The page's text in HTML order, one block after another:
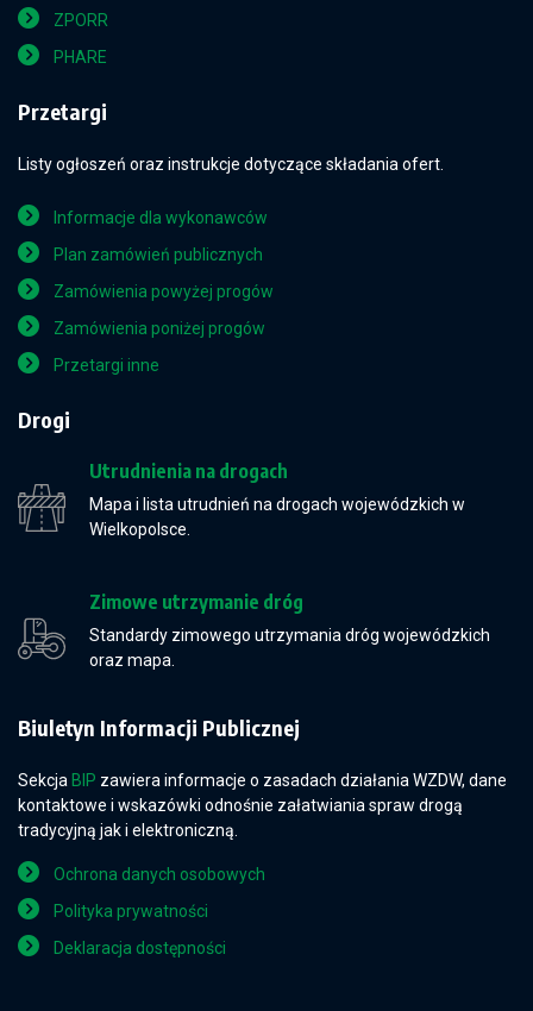
ZPORR
PHARE
Przetargi
Listy ogłoszeń oraz instrukcje dotyczące składania ofert.
Informacje dla wykonawców
Plan zamówień publicznych
Zamówienia powyżej progów
Zamówienia poniżej progów
Przetargi inne
Drogi
Utrudnienia na drogach
Mapa i lista utrudnień na drogach wojewódzkich w
Wielkopolsce.
Zimowe utrzymanie dróg
Standardy zimowego utrzymania dróg wojewódzkich
oraz mapa.
Biuletyn Informacji Publicznej
Sekcja BIP zawiera informacje o zasadach działania WZDW, dane
kontaktowe i wskazówki odnośnie załatwiania spraw drogą
tradycyjną jak i elektroniczną.
Ochrona danych osobowych
Polityka prywatności
Deklaracja dostępności